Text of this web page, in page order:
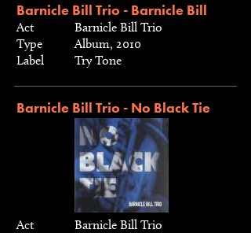
Barnicle Bill Trio - Barnicle Bill
Act
Barnicle Bill Trio
Type
Album, 2010
Label
Try Tone
Barnicle Bill Trio - No Black Tie
Act
Barnicle Bill Trio